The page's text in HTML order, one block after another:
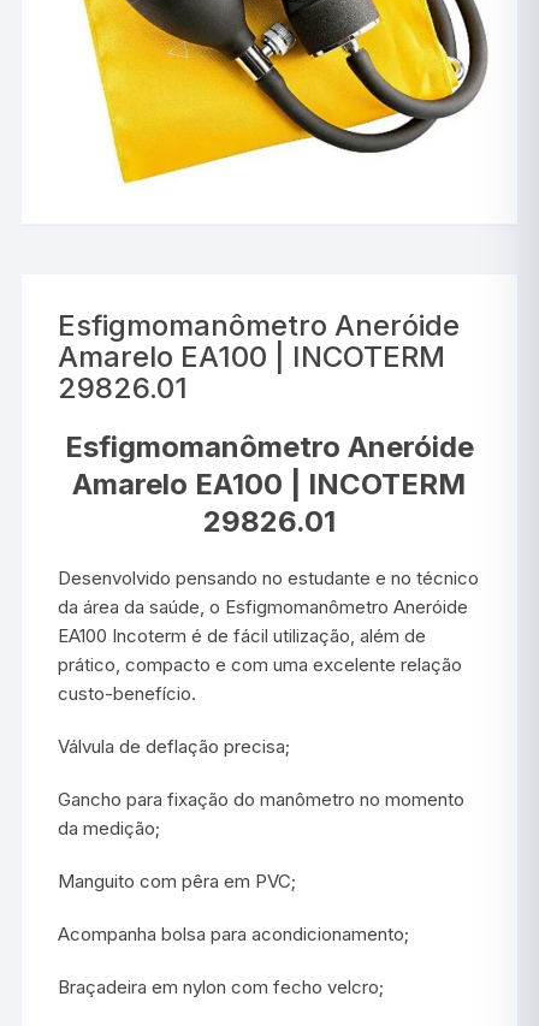
Esfigmomanômetro Aneróide
Amarelo EA100 | INCOTERM
29826.01
Esfigmomanômetro Aneróide
Amarelo EA100 | INCOTERM
29826.01
Desenvolvido pensando no estudante e no técnico
da área da saúde, o Esfigmomanômetro Aneróide
EA100 Incoterm é de fácil utilização, além de
prático, compacto e com uma excelente relação
custo-benefício.
Válvula de deflação precisa;
Gancho para fixação do manômetro no momento
da medição;
Manguito com pêra em PVC;
Acompanha bolsa para acondicionamento;
Braçadeira em nylon com fecho velcro;